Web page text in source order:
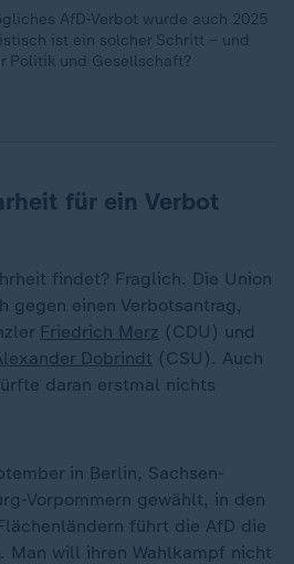
AfD-Verbot wurde auch 2025
ist ein solcher Schritt – und
Politik und Gesellschaft?
für ein Verbot
findet? Fraglich. Die Union
gegen einen Verbotsantrag,
Friedrich Merz (CDU) und
Dobrindt (CSU). Auch
daran erstmal nichts
in Berlin, Sachsen-
Vorpommern gewählt, in den
führt die AfD die
Man will ihren Wahlkampf nicht